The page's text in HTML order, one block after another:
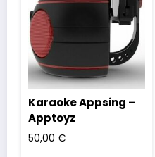
Karaoke Appsing –
Apptoyz
50,00 €